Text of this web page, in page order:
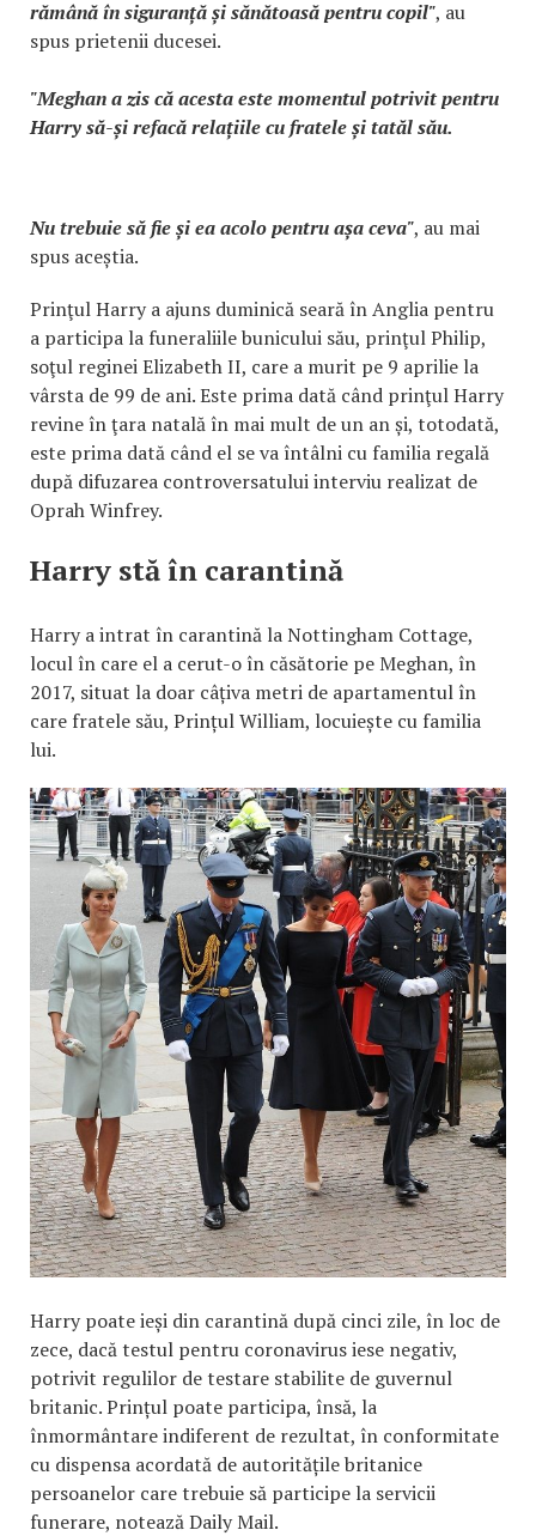
rămână în siguranță și sănătoasă pentru copil", au
spus prietenii ducesei.
"Meghan a zis că acesta este momentul potrivit pentru
Harry să-și refacă relațiile cu fratele și tatăl său.
Nu trebuie să fie și ea acolo pentru așa ceva", au mai
spus aceștia.
Prinţul Harry a ajuns duminică seară în Anglia pentru
a participa la funeraliile bunicului său, prinţul Philip,
soţul reginei Elizabeth II, care a murit pe 9 aprilie la
vârsta de 99 de ani. Este prima dată când prinţul Harry
revine în ţara natală în mai mult de un an și, totodată,
este prima dată când el se va întâlni cu familia regală
după difuzarea controversatului interviu realizat de
Oprah Winfrey.
Harry stă în carantină
Harry a intrat în carantină la Nottingham Cottage,
locul în care el a cerut-o în căsătorie pe Meghan, în
2017, situat la doar câțiva metri de apartamentul în
care fratele său, Prințul William, locuiește cu familia
lui.
Harry poate ieși din carantină după cinci zile, în loc de
zece, dacă testul pentru coronavirus iese negativ,
potrivit regulilor de testare stabilite de guvernul
britanic. Prințul poate participa, însă, la
înmormântare indiferent de rezultat, în conformitate
cu dispensa acordată de autoritățile britanice
persoanelor care trebuie să participe la servicii
funerare, notează Daily Mail.